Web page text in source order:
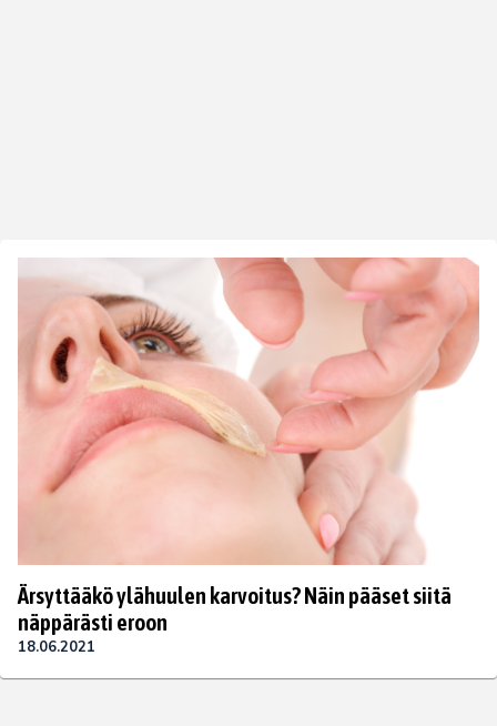
Ärsyttääkö ylähuulen karvoitus? Näin pääset siitä
näppärästi eroon
18.06.2021